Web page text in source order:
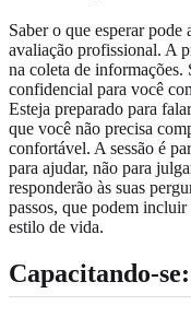
Saber o que esperar
avaliação profissional. A
na coleta de informações.
confidencial para você
Esteja preparado para
que você não precisa
confortável. A sessão é
para ajudar, não para
responderão às suas
passos, que podem
estilo de vida.
Capacitando-